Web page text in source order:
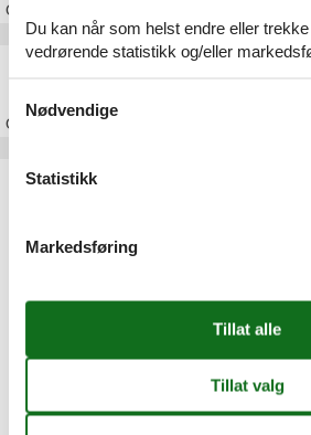
Om
Feriehus Frederikshavn
Om Frederikshavn
Artikkeltyper
Alle
Frederikshavn
Du kan når som helst endre eller
vedrørende statistikk og/eller
Nødvendige
Statistikk
Markedsføring